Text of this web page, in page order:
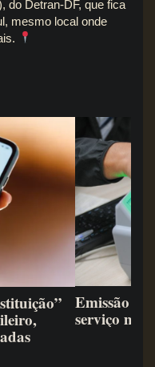
do Detran-DF, que fica
mesmo local onde
Emissão
serviço